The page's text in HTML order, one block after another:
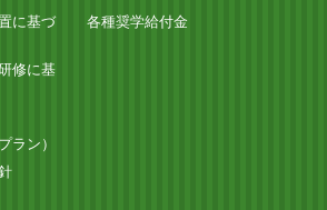
に基づ
修に基
ラン）
各種奨学給付金